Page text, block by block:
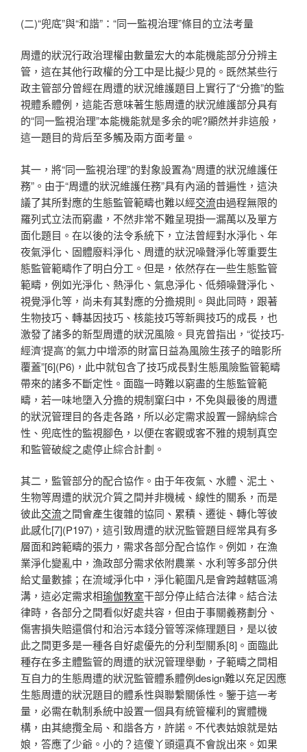
(二)“兜底”與“和諧”：“同一監視治理”條目的立法考量
周遭的狀況行政治理權由數量宏大的本能機能部分分辨主
管，這在其他行政權的分工中是比擬少見的。既然某些行
政主管部分曾經在周遭的狀況維護題目上實行了“分擔”的監
視體系體例，這能否意味著生態周遭的狀況維護部分具有
的“同一監視治理”本能機能就是多余的呢?顯然并非這般，
這一題目的背后至多觸及兩方面考量。
其一，將“同一監視治理”的對象設置為“周遭的狀況維護任
務”。由于“周遭的狀況維護任務”具有內涵的普遍性，這決
議了其所對應的生態監管範疇也難以經交流由過程無限的
羅列式立法而窮盡，不然非常不難呈現掛一漏萬以及單方
面化題目。在以後的法令系統下，立法曾經對水淨化、年
夜氣淨化、固體廢料淨化、周遭的狀況噪聲淨化等重要生
態監管範疇作了明白分工。但是，依然存在一些生態監管
範疇，例如光淨化、熱淨化、氣息淨化、低頻噪聲淨化、
視覺淨化等，尚未有其對應的分擔規則。與此同時，跟著
生物技巧、轉基因技巧、核能技巧等新興技巧的成長，也
激發了諸多的新型周遭的狀況風險。貝克曾指出，“從技巧-
經濟‘提高’的氣力中增添的財富日益為風險生孩子的暗影所
覆蓋”[6](P6)，此中就包含了技巧成長對生態風險監管範疇
帶來的諸多不斷定性。面臨一時難以窮盡的生態監管範
疇，若一味地墮入分擔的規制窠臼中，不免與最後的周遭
的狀況管理目的各走各路，所以必定需求設置一歸納綜合
性、兜底性的監視腳色，以便在客觀或客不雅的規制真空
和監管破綻之處停止綜合計劃。
其二，監管部分的配合協作。由于年夜氣、水體、泥土、
生物等周遭的狀況介質之間并非機械、線性的關系，而是
彼此交流之間會產生復雜的協同、累積、遷徙、轉化等彼
此感化[7](P197)，這引致周遭的狀況監管題目經常具有多
層面和跨範疇的張力，需求各部分配合協作。例如，在漁
業淨化變亂中，漁政部分需求依附農業、水利等多部分供
給丈量數據；在流域淨化中，淨化範圍凡是會跨越轄區鴻
溝，這必定需求相瑜伽教室干部分停止結合法律。結合法
律時，各部分之間看似好處共容，但由于事關義務劃分、
傷害損失賠還償付和治污本錢分管等深條理題目，是以彼
此之間更多是一種各自好處優先的分利型關系[8]。面臨此
種存在多主體監管的周遭的狀況管理舉動，子範疇之間相
互自力的生態周遭的狀況監管體系體例design難以充足因應
生態周遭的狀況題目的體系性與聯繫關係性。鑒于這一考
量，必需在軌制系統中設置一個具有統管權利的實體機
構，由其總攬全局、和諧各方，許諾。不代表姑娘就是姑
娘，答應了少爺。小的？這傻丫頭還真不會說出來。如果